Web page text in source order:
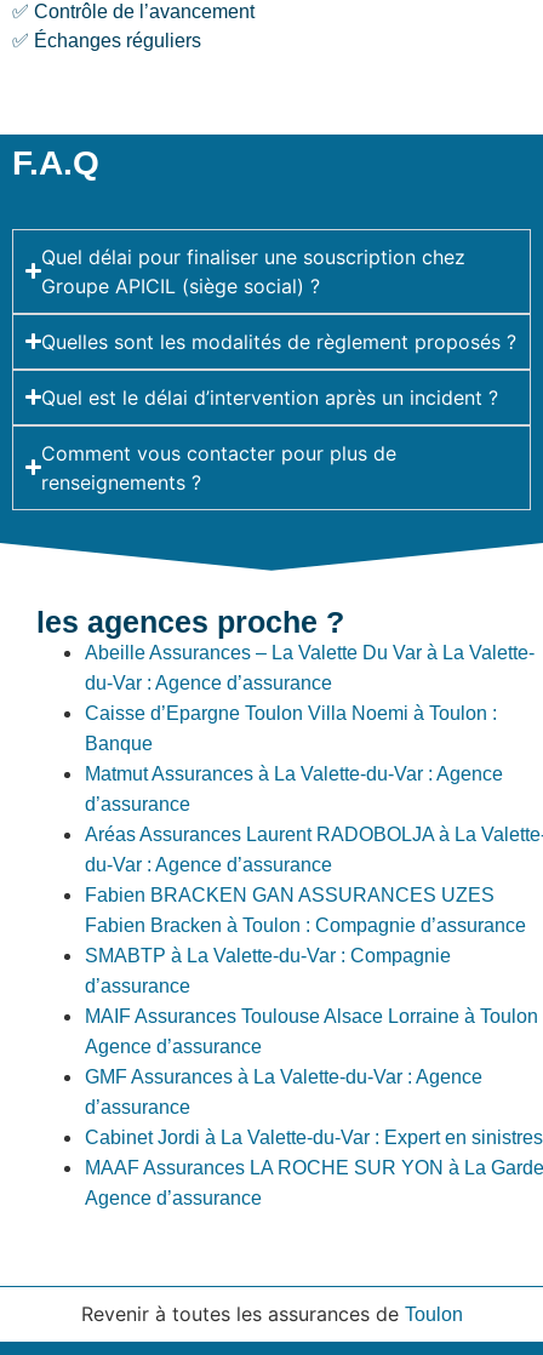
✅ Contrôle de l’avancement
✅ Échanges réguliers
F.A.Q
Quel délai pour finaliser une souscription chez
Groupe APICIL (siège social) ?
Quelles sont les modalités de règlement proposés ?
Quel est le délai d’intervention après un incident ?
Comment vous contacter pour plus de
renseignements ?
les agences proche ?
Abeille Assurances – La Valette Du Var à La Valette-
du-Var : Agence d’assurance
Caisse d’Epargne Toulon Villa Noemi à Toulon :
Banque
Matmut Assurances à La Valette-du-Var : Agence
d’assurance
Aréas Assurances Laurent RADOBOLJA à La
du-Var : Agence d’assurance
Fabien BRACKEN GAN ASSURANCES UZES
Fabien Bracken à Toulon : Compagnie d’assurance
SMABTP à La Valette-du-Var : Compagnie
d’assurance
MAIF Assurances Toulouse Alsace Lorraine à Toulon
Agence d’assurance
GMF Assurances à La Valette-du-Var : Agence
d’assurance
Cabinet Jordi à La Valette-du-Var : Expert en sinistres
MAAF Assurances LA ROCHE SUR YON à La
Agence d’assurance
Revenir à toutes les assurances de Toulon